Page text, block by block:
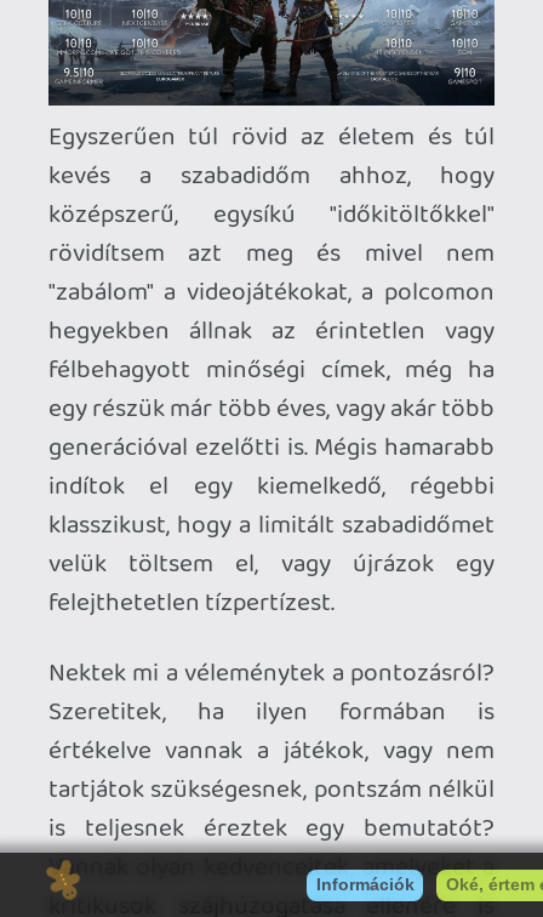
"open world címekKEL" 😃 Ez így viccesen
hangzott többesszámban, végigtoltam a
Horizon Zero Dawn-t pár hét (!) alatt, majd
annyira belemelegedtem, hogy
megvettem a Forbidden West-et, ami még
jobban bejött, de a krónikus időhiányom
miatt jegelve lett 15-20 után...rossz ötlet
volt egymás után két ekkora emberes
stuffot bevállalni, többet nem is csinálok
ilyet, tanultam belőle. Cyberpunk 2077-be
is azért tudtam 70 órát két hét alatt
beletenni tavasszal, mert itthon voltam
Coviddal karanténban. 🙂
Próbálom kezelni az időhiányt, időközben
töröltem pl. az életemből minden social
media-t, illetve egy bő hónapja kezdtem
bele egy érdekes kísérletbe: egyáltalán
nem olvasok/követek híreket, közéletet és
érdeklődési körömmel kapcsolatos
témákra, történésekre koncentrálok.
ÉMasszívan érzem lassan de biztosan a
javulást, de még ki kell dolgoznom egy
olyan módszert, amellyel legalább
felszínesen követni tudom a világban zajló
legminimálisabb időveszteséggel.
Stadia HUN
2022.11.18 08:53:13
#1xud4
Mivel azt is az Insomniac fejleszti, ezért
nem hiszem, hogy a Spider-Man 2-vel egy
évben ki tudnák adni, bár én azt sem
bánnám túlságosan, ha Peter kapna egy
kicsit több időt a regenerálódásra és